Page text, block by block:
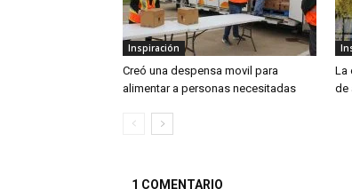
Inspiración
Creó una despensa movil para
alimentar a personas necesitadas
La
de
1 COMENTARIO